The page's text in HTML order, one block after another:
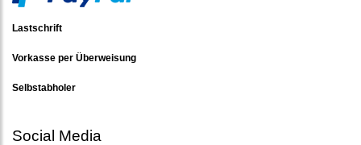
Lastschrift
Vorkasse per Überweisung
Selbstabholer
Social Media